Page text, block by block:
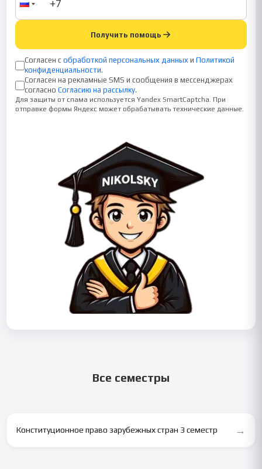
Получить помощь
Согласен с обработкой персональных данных и Политикой
конфиденциальности.
Согласен на рекламные SMS и сообщения в мессенджерах
согласно Согласию на рассылку.
Для защиты от спама используется Yandex SmartCaptcha. При
отправке формы Яндекс может обрабатывать технические данные.
Все семестры
Конституционное право зарубежных стран 3 семестр →